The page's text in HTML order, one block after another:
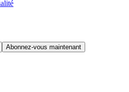
Abonnez‑vous maintenant